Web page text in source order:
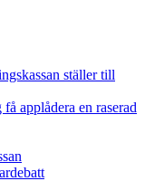
ställer till
applådera en raserad